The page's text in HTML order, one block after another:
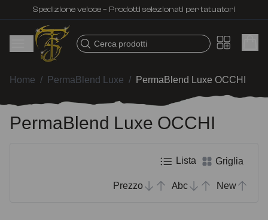
Spedizione veloce – Prodotti selezionati per tatuatori
Cerca prodotti
Home / PermaBlend Luxe / PermaBlend Luxe OCCHI
PermaBlend Luxe OCCHI
Lista Griglia
Prezzo Abc New